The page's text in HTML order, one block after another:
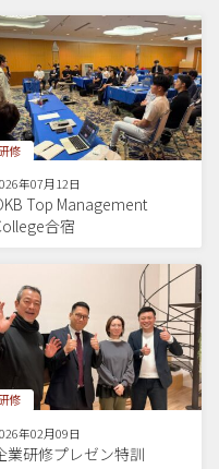
修
年07月12日
Top Management
合宿
修
年02月09日
業研修プレゼン特訓